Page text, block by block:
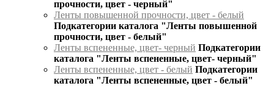
прочности, цвет - черный"
Ленты повышенной прочности, цвет - белый
Подкатегории каталога "Ленты повышенной
прочности, цвет - белый"
Ленты вспененные, цвет- черный Подкатегории
каталога "Ленты вспененные, цвет- черный"
Ленты вспененные, цвет - белый Подкатегории
каталога "Ленты вспененные, цвет - белый"